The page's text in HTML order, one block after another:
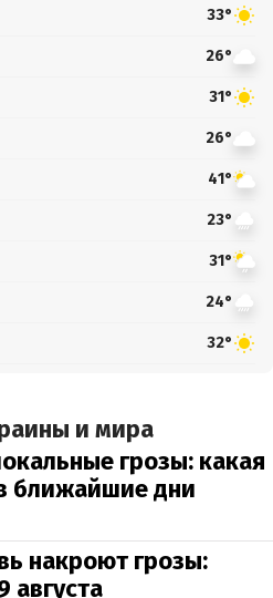
33°
26°
31°
26°
41°
23°
31°
24°
32°
и мира
грозы: какая
ближайшие дни
накроют грозы:
августа